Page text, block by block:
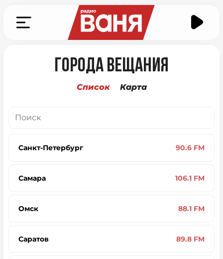
Города вещания
Список Карта
Санкт-Петербург 90.6 FM
Самара 106.1 FM
Омск 88.1 FM
Саратов 89.8 FM